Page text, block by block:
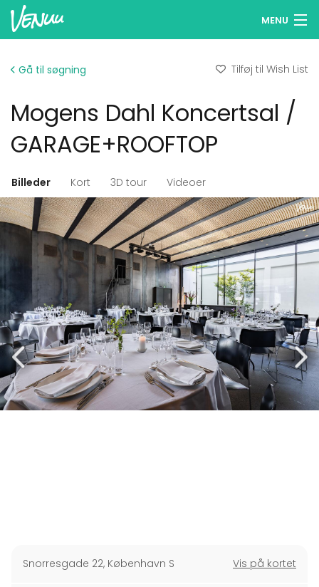
MENU
Log ind
Dansk
Tilføj dit lokale
Gå til søgning Tilføj til Wish List
Mogens Dahl Koncertsal /
GARAGE+ROOFTOP
Billeder Kort 3D tour Videoer
Snorresgade 22, København S Vis på kortet